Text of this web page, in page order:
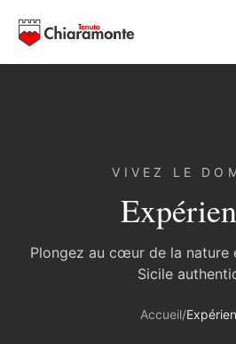
VIVEZ LE
Plongez au cœur de la nature
Sicile
Accueil/